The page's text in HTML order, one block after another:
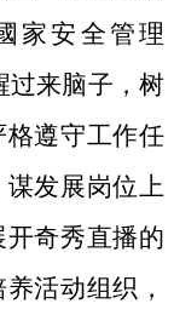
家安全管理
过来脑子，树
遵守工作任
发展岗位上
奇秀直播的
活动组织，